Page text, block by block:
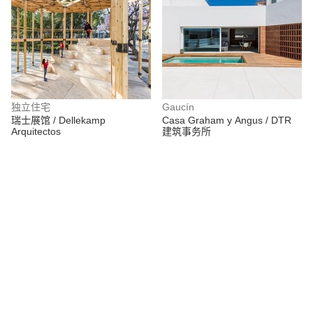
独立住宅
瑞士展馆 / Dellekamp
Arquitectos
Gaucín
Casa Graham y Angus / DTR
建筑事务所